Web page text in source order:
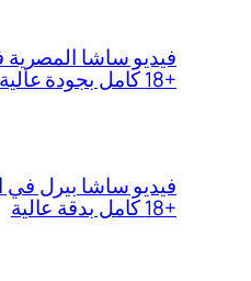
فيديو ساشا المصرية
+18 كامل بجودة عالية
فيديو ساشا بيرل في
+18 كامل بدقة عالية